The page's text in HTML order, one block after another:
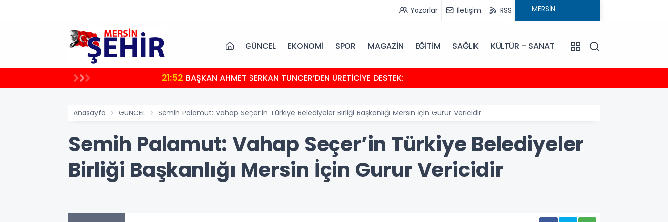
Yazarlar İletişim RSS
GÜNCEL EKONOMİ SPOR MAGAZİN EĞİTİM SAĞLIK KÜLTÜR - SANAT
21:52 BAŞKAN AHMET SERKAN TUNCER’DEN ÜRETİCİYE DESTEK:
Anasayfa GÜNCEL Semih Palamut: Vahap Seçer’in Türkiye Belediyeler Birliği Başkanlığı Mersin İçin Gurur Vericidir
Semih Palamut: Vahap Seçer’in Türkiye Belediyeler
Birliği Başkanlığı Mersin İçin Gurur Vericidir